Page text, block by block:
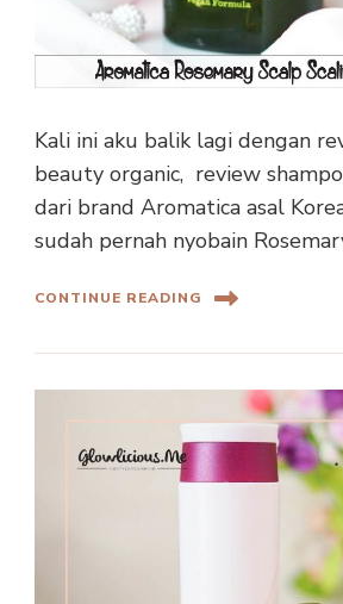
Kali ini aku balik lagi dengan
beauty organic, review
dari brand Aromatica asal
sudah pernah nyobain
CONTINUE READING